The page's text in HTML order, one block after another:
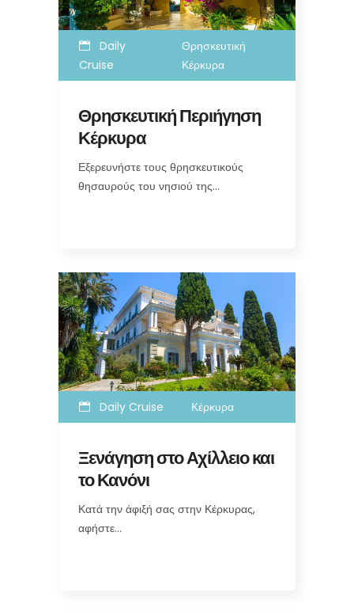
Daily
Cruise
Θρησκευτική
Κέρκυρα
Θρησκευτική Περιήγηση
Κέρκυρα
Εξερευνήστε τους θρησκευτικούς
θησαυρούς του νησιού της…
Daily Cruise Κέρκυρα
Ξενάγηση στο Αχίλλειο και
το Κανόνι
Κατά την άφιξή σας στην Κέρκυρας,
αφήστε…